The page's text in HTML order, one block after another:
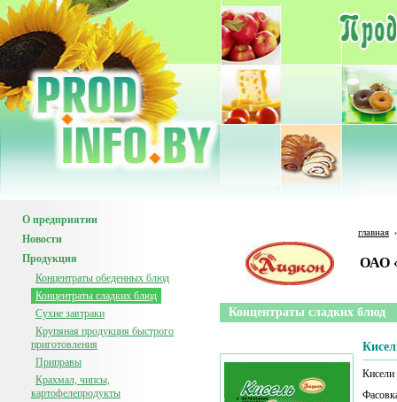
О предприятии
Новости
Продукция
Концентраты обеденных блюд
Концентраты сладких блюд
Сухие завтраки
Крупяная продукция быстрого
приготовления
Приправы
Крахмал, чипсы,
картофелепродукты
главная
ОАО
Концентраты сладких блюд